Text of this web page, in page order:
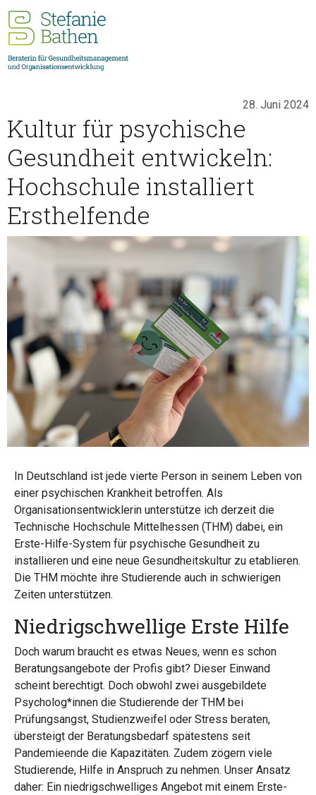
28. Juni 2024
Kultur für psychische
Gesundheit entwickeln:
Hochschule installiert
Ersthelfende
In Deutschland ist jede vierte Person in seinem Leben von
einer psychischen Krankheit betroffen. Als
Organisationsentwicklerin unterstütze ich derzeit die
Technische Hochschule Mittelhessen (THM) dabei, ein
Erste-Hilfe-System für psychische Gesundheit zu
installieren und eine neue Gesundheitskultur zu etablieren.
Die THM möchte ihre Studierende auch in schwierigen
Zeiten unterstützen.
Niedrigschwellige Erste Hilfe
Doch warum braucht es etwas Neues, wenn es schon
Beratungsangebote der Profis gibt? Dieser Einwand
scheint berechtigt. Doch obwohl zwei ausgebildete
Psycholog*innen die Studierende der THM bei
Prüfungsangst, Studienzweifel oder Stress beraten,
übersteigt der Beratungsbedarf spätestens seit
Pandemieende die Kapazitäten. Zudem zögern viele
Studierende, Hilfe in Anspruch zu nehmen. Unser Ansatz
daher: Ein niedrigschwelliges Angebot mit einem Erste-